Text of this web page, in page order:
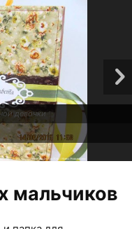
девочки
мальчиков